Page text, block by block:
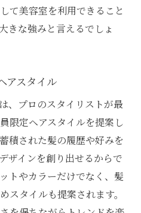
て美容室を利用できること
きな強みと言えるでしょ
アスタイル
、プロのスタイリストが最
限定ヘアスタイルを提案し
積された髪の履歴や好みを
ザインを創り出せるからで
トやカラーだけでなく、髪
スタイルも提案されます。